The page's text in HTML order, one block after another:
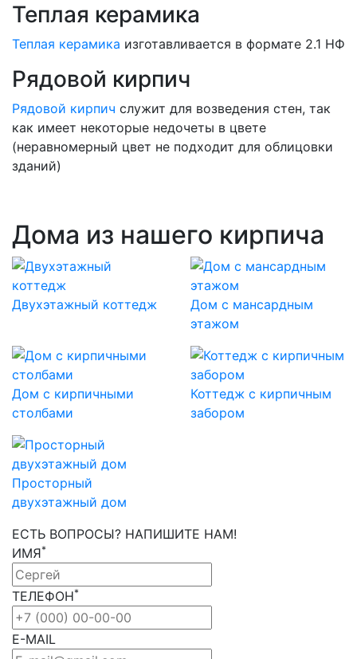
Теплая керамика
Теплая керамика изготавливается в формате 2.1 НФ
Рядовой кирпич
Рядовой кирпич служит для возведения стен, так
как имеет некоторые недочеты в цвете
(неравномерный цвет не подходит для облицовки
зданий)
Дома из нашего кирпича
Двухэтажный коттедж
Дом с мансардным
этажом
Дом с кирпичными
столбами
Коттедж с кирпичным
забором
Просторный
двухэтажный дом
ЕСТЬ ВОПРОСЫ? НАПИШИТЕ НАМ!
ИМЯ*
ТЕЛЕФОН*
E-MAIL